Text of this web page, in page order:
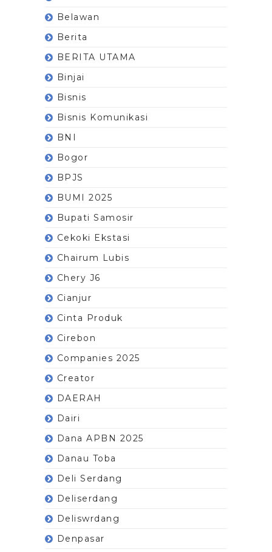
Belawan
Berita
BERITA UTAMA
Binjai
Bisnis
Bisnis Komunikasi
BNI
Bogor
BPJS
BUMI 2025
Bupati Samosir
Cekoki Ekstasi
Chairum Lubis
Chery J6
Cianjur
Cinta Produk
Cirebon
Companies 2025
Creator
DAERAH
Dairi
Dana APBN 2025
Danau Toba
Deli Serdang
Deliserdang
Deliswrdang
Denpasar